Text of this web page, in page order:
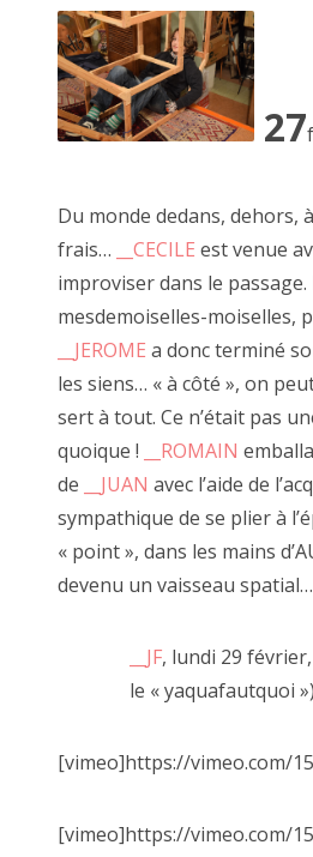
2023 novembre
2023 octobre
2023 septembre
2023 août
2023 juin
2023 mai
2023 avril
2023 mars
2023 février
2023 janvier
2022 décembre
2022 octobre
2022 septembre
27
Du monde dedans, dehors,
frais…
__CECILE est venue
improviser dans le passage.
mesdemoiselles-moiselles,
__JEROME a donc terminé
les siens… « à côté », on
sert à tout. Ce n’était pas
quoique !
__ROMAIN
de
__JUAN avec l’aide de
sympathique de se plier à
« point », dans les mains
devenu un vaisseau
__JF, lundi 29
le « yaquafautquoi »)
[vimeo]https://vimeo.com/
[vimeo]https://vimeo.com/